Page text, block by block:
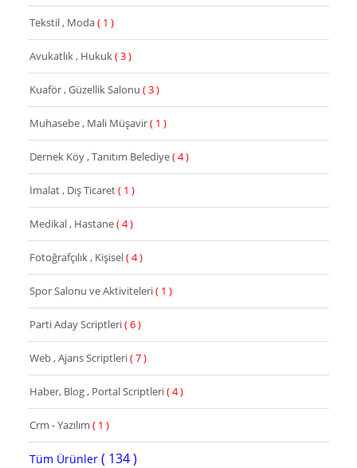
Tekstil , Moda( 1 )
Avukatlık , Hukuk( 3 )
Kuaför , Güzellik Salonu ( 3 )
Muhasebe , Mali Müşavir( 1 )
Dernek Köy , Tanıtım Belediye( 4 )
İmalat , Dış Ticaret( 1 )
Medikal , Hastane( 4 )
Fotoğrafçılık , Kişisel( 4 )
Spor Salonu ve Aktiviteleri( 1 )
Parti Aday Scriptleri( 6 )
Web , Ajans Scriptleri( 7 )
Haber, Blog , Portal Scriptleri( 4 )
Crm - Yazılım ( 1 )
Tüm Ürünler ( 134 )